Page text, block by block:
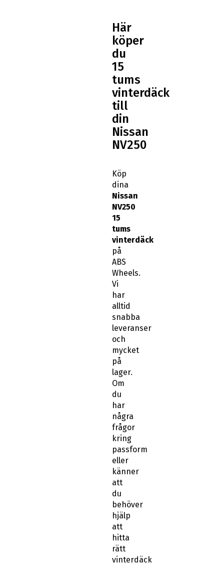
Här
köper
du
15
tums
vinterdäck
till
din
Nissan
NV250
Köp
dina
Nissan
NV250
15
tums
vinterdäck
på
ABS
Wheels.
Vi
har
alltid
snabba
leveranser
och
mycket
på
lager.
Om
du
har
några
frågor
kring
passform
eller
känner
att
du
behöver
hjälp
att
hitta
rätt
vinterdäck